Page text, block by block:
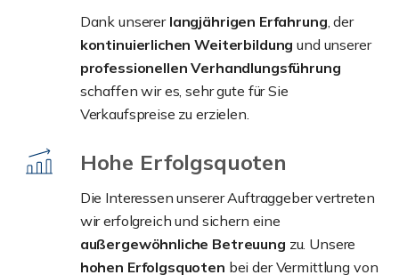
Dank unserer langjährigen Erfahrung, der
kontinuierlichen Weiterbildungund unserer
professionellen Verhandlungsführung
schaffen wir es, sehr gute für Sie
Verkaufspreise zu erzielen.
Hohe Erfolgsquoten
Die Interessen unserer Auftraggeber vertreten
wir erfolgreich und sichern eine
außergewöhnliche Betreuung zu. Unsere
hohen Erfolgsquoten bei der Vermittlung von